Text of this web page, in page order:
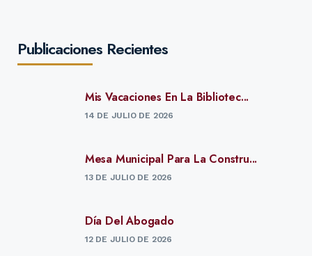
Publicaciones Recientes
Mis Vacaciones En La Bibliotec...
14 DE JULIO DE 2026
Mesa Municipal Para La Constru...
13 DE JULIO DE 2026
Día Del Abogado
12 DE JULIO DE 2026